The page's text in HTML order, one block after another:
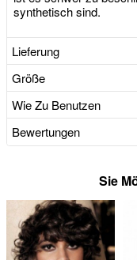
synthetisch sind.
Lieferung
Größe
Wie Zu Benutzen
Bewertungen
Sie